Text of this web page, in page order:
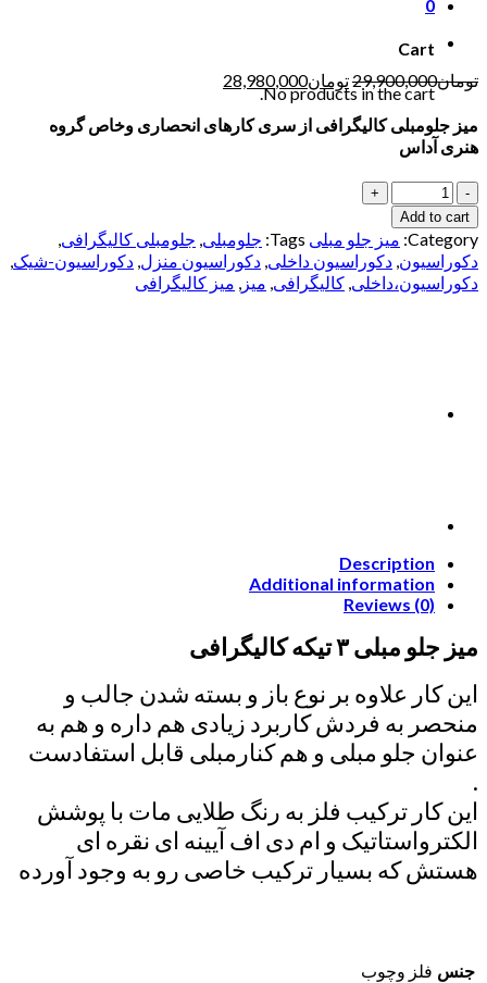
0
Cart
No products in the cart.
تومان29,900,000تومان28,980,000
میز جلومبلی کالیگرافی از سری کارهای انحصاری وخاص گروه
هنری آداس
Quantity
Add to cart
Category: میز جلو مبلی Tags: جلومبلی, جلومبلی کالیگرافی,
دکوراسیون, دکوراسیون داخلی, دکوراسیون منزل, دکوراسیون-شیک,
دکوراسیون،داخلی, کالیگرافی, میز , میز کالیگرافی
Description
Additional information
Reviews (0)
میز جلو مبلی ۳ تیکه کالیگرافی
این کار علاوه بر نوع باز و بسته شدن جالب و
منحصر به فردش کاربرد زیادی هم داره و هم به
عنوان جلو مبلی و هم کنارمبلی قابل استفادست
.
این کار ترکیب فلز به رنگ طلایی مات با پوشش
الکترواستاتیک و ام دی اف آیینه ای نقره ای
هستش که بسیار ترکیب خاصی رو به وجود آورده
جنس فلز وچوب